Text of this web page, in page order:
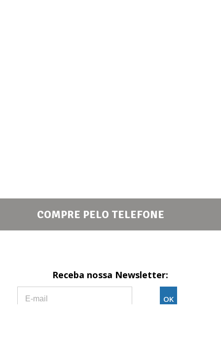
COMPRE PELO TELEFONE
Receba nossa Newsletter: